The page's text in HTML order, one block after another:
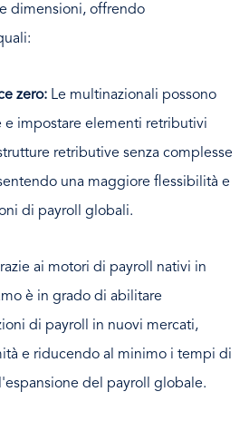
dimensioni, offrendo
zero: Le multinazionali possono
e impostare elementi retributivi
retributive senza complesse
una maggiore flessibilità e
di payroll globali.
ai motori di payroll nativi in
è in grado di abilitare
di payroll in nuovi mercati,
e riducendo al minimo i tempi di
del payroll globale.